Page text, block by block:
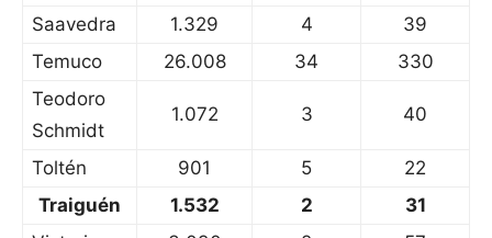
Saavedra
1.329 4
39
Temuco
26.008 34
330
Teodoro
Schmidt
1.072 3 40
Toltén 901 5
22
Traiguén
1.532 2
31